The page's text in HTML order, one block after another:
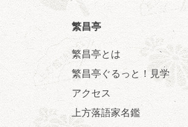
繁昌亭
繁昌亭とは
繁昌亭ぐるっと！見学
アクセス
上方落語家名鑑